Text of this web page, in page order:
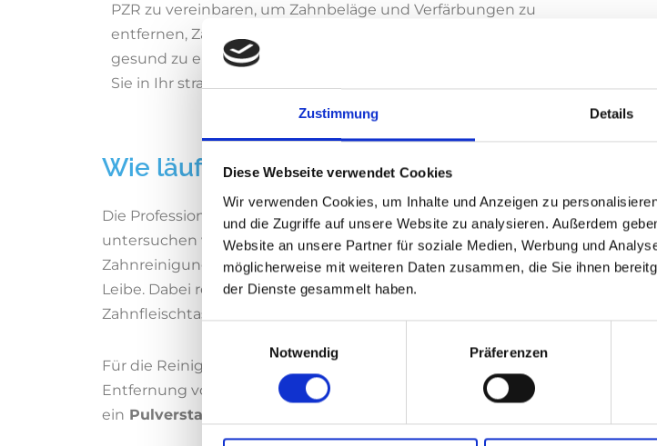
Zustimmung Details
Diese Webseite verwendet Cookies
Wir verwenden Cookies, um Inhalte und Anzeigen zu
und die Zugriffe auf unsere Website zu analysieren. Außerdem
Website an unsere Partner für soziale Medien, Werbung und
möglicherweise mit weiteren Daten zusammen, die Sie ihnen
der Dienste gesammelt haben.
Notwendig
Präferenzen
PZR zu vereinbaren, um Zahnbeläge und Verfärbungen zu
entfernen, Zahnstein vorzubeugen und Ihre Zähne strahlend und
gesund zu erhalten. Buchen Sie gleich Ihre PZR und investieren
Sie in Ihr strahlendes Lächeln!
Wie läuft eine Professionelle Zahnreinigung
Die Professionelle Zahnreinigung in München von unseren speziell dafür
untersuchen wir Ihre Zähne und das Zahnfleisch und sprechen über Ihre
Zahnreinigung in München. Weiche Beläge entfernen wir mitspeziellen
Leibe. Dabei reinigen wir neben den Zahnkronen und -hälsen auch schwer
Zahnfleischtaschen.
Für die Reinigung der Zahnzwischenräume verwenden unsere
Entfernung von dunklen Farbbelägen, die sich z.B. durch den Genuss von
ein Pulverstahlgerät